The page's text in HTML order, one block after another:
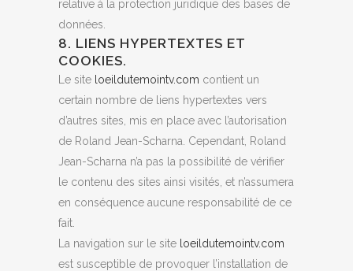
relative à la protection juridique des bases de
données.
8. LIENS HYPERTEXTES ET
COOKIES.
Le site loeildutemointv.com contient un
certain nombre de liens hypertextes vers
d’autres sites, mis en place avec l’autorisation
de Roland Jean-Scharna. Cependant, Roland
Jean-Scharna n’a pas la possibilité de vérifier
le contenu des sites ainsi visités, et n’assumera
en conséquence aucune responsabilité de ce
fait.
La navigation sur le site loeildutemointv.com
est susceptible de provoquer l’installation de